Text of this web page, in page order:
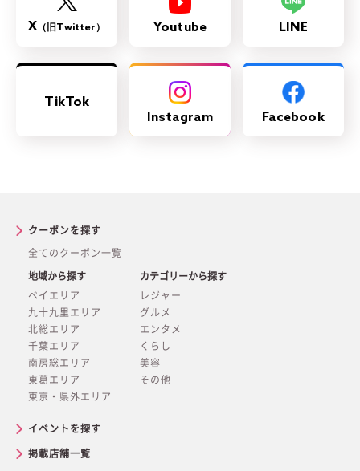
X（旧Twitter） Youtube LINE
TikTok
Instagram
Facebook
クーポンを探す
全てのクーポン一覧
地域から探す
ベイエリア
九十九里エリア
北総エリア
千葉エリア
南房総エリア
東葛エリア
東京・県外エリア
カテゴリーから探す
レジャー
グルメ
エンタメ
くらし
美容
その他
イベントを探す
掲載店舗一覧